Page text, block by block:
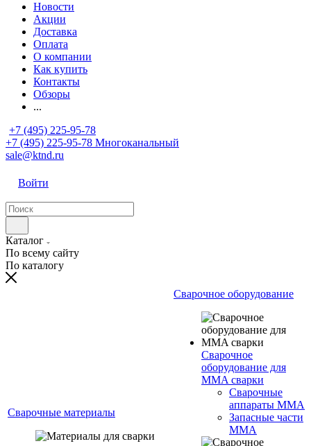
Новости
Акции
Доставка
Оплата
О компании
Как купить
Контакты
Обзоры
...
+7 (495) 225-95-78
+7 (495) 225-95-78 Многоканальный
sale@ktnd.ru
Войти
Каталог
По всему сайту
По каталогу
Сварочные материалы
Сварочное оборудование
Сварочное
оборудование для
MMA сварки
Сварочные
аппараты MMA
Запасные части
MMA